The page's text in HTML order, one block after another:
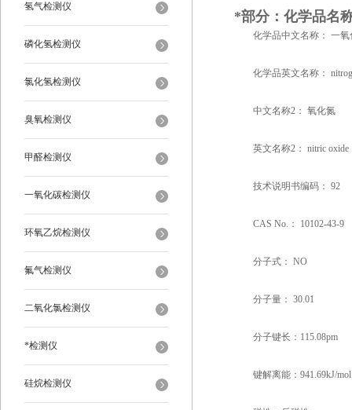
氢气检测仪
磷化氢检测仪
氯化氢检测仪
臭氧检测仪
甲醛检测仪
一氧化碳检测仪
环氧乙烷检测仪
氟气检测仪
二氧化氯检测仪
*检测仪
硅烷检测仪
*部分：化学品名
化学品中文名称： 一氧
化学品英文名称：
中文名称2： 氧化氮
英文名称2： nitric oxide
技术说明书编码： 92
CAS No.： 10102-43-9
分子式： NO
分子量： 30.01
分子键长：115.08pm
键解离能：941.69kJ/mol